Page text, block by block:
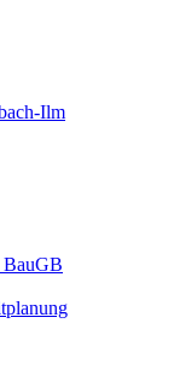
Ilm
BauGB